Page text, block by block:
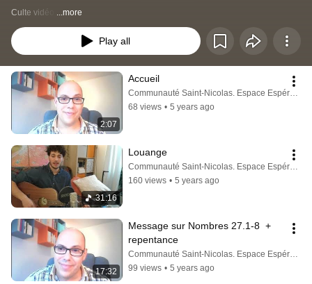
Culte vidéo ...more
Play all
2:07
Accueil
Communauté Saint-Nicolas. Espace Espérance
68 views • 5 years ago
31:16
Louange
Communauté Saint-Nicolas. Espace Espérance
160 views • 5 years ago
17:32
Message sur Nombres 27.1-8  +
repentance
Communauté Saint-Nicolas. Espace Espérance
99 views • 5 years ago